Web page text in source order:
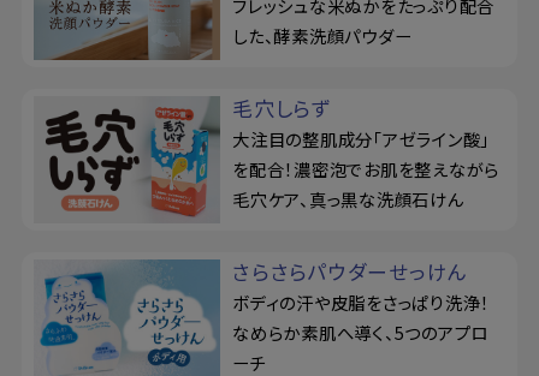
フレッシュな米ぬかをたっぷり配合
した、酵素洗顔パウダー
毛穴しらず
大注目の整肌成分「アゼライン酸」
を配合！濃密泡でお肌を整えながら
毛穴ケア、真っ黒な洗顔石けん
さらさらパウダーせっけん
ボディの汗や皮脂をさっぱり洗浄！
なめらか素肌へ導く、5つのアプロ
ーチ